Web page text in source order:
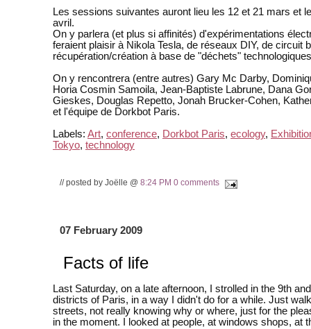
Les sessions suivantes auront lieu les 12 et 21 mars et
avril.
On y parlera (et plus si affinités) d'expérimentations
feraient plaisir à Nikola Tesla, de réseaux DIY, de circuit
récupération/création à base de "déchets"
On y rencontrera (entre autres) Gary Mc Darby,
Horia Cosmin Samoila, Jean-Baptiste Labrune, Dana
Gieskes, Douglas Repetto, Jonah Brucker-Cohen,
et l'équipe de Dorkbot Paris.
Labels: Art, conference, Dorkbot Paris, ecology,
Tokyo, technology
// posted by Joëlle @ 8:24 PM 0 comments
07 February 2009
Facts of life
Last Saturday, on a late afternoon, I strolled in the 9th
districts of Paris, in a way I didn't do for a while. Just
streets, not really knowing why or where, just for the
in the moment. I looked at people, at windows shops, at